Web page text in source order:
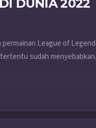
DUNIA 2022
League of
sudah